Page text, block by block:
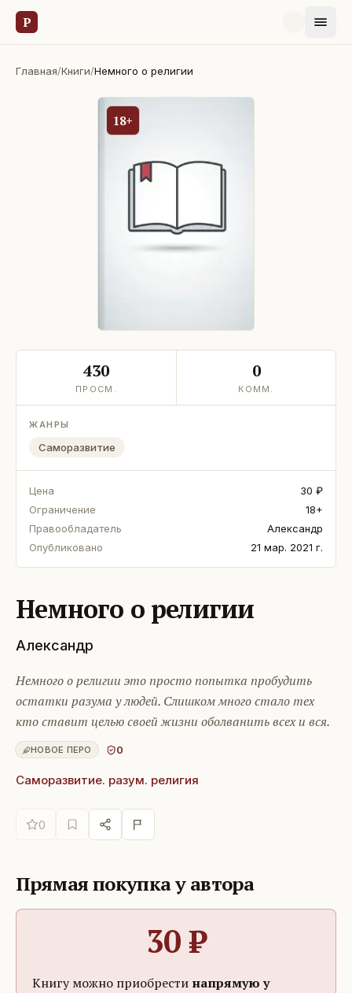
Р
Главная/Книги/Немного о религии
18+
430
ПРОСМ.
0
КОММ.
ЖАНРЫ
Саморазвитие
Цена
30 ₽
Ограничение
18+
Правообладатель
Александр
Опубликовано
21 мар. 2021 г.
Немного о религии
Александр
Немного о религии это просто попытка пробудить
остатки разума у людей. Слишком много стало тех
кто ставит целью своей жизни оболванить всех и вся.
НОВОЕ ПЕРО 0
Саморазвитие. разум. религия
0
Прямая покупка у автора
30₽
Книгу можно приобрести напрямую у